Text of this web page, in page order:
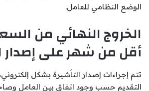
الوضع النظامي للعامل.
الخروج النهائي من
أقل من شهر على إصدار
تتم إجراءات إصدار التأشيرة بشكل
التقديم حسب وجود اتفاق بين العامل